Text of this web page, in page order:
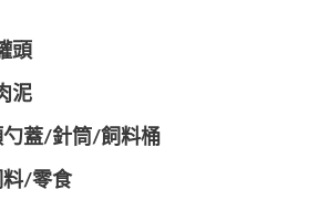
頭
泥
蓋/針筒/飼料桶
料/零食